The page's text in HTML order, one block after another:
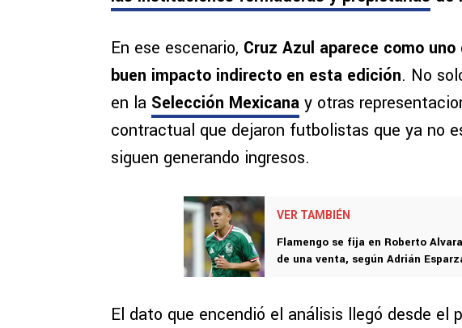
En ese escenario, Cruz Azul aparece como
buen impacto indirecto en esta edición. No
en la Selección Mexicana y otras
contractual que dejaron futbolistas que ya no
siguen generando ingresos.
VER TAMBIÉN
Flamengo se fija en Roberto
de una venta, según Adrián
El dato que encendió el análisis llegó desde el